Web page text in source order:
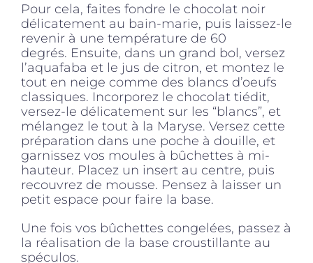
Pour cela, faites fondre le chocolat noir
délicatement au bain-marie, puis laissez-le
revenir à une température de 60
degrés. Ensuite, dans un grand bol, versez
l’aquafaba et le jus de citron, et montez le
tout en neige comme des blancs d’oeufs
classiques. Incorporez le chocolat tiédit,
versez-le délicatement sur les “blancs”, et
mélangez le tout à la Maryse. Versez cette
préparation dans une poche à douille, et
garnissez vos moules à bûchettes à mi-
hauteur. Placez un insert au centre, puis
recouvrez de mousse. Pensez à laisser un
petit espace pour faire la base.
Une fois vos bûchettes congelées, passez à
la réalisation de la base croustillante au
spéculos.